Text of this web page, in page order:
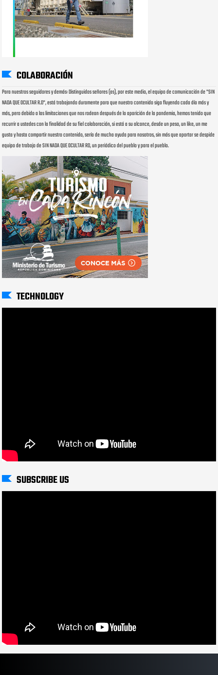
COLABORACIÓN
Para nuestros seguidores y demás: Distinguidos señores (as), por este medio, el equipo de comunicación de "SIN
NADA QUE OCULTAR R.D", está trabajando duramente para que nuestro contenido siga fluyendo cada día más y
más, pero debido a las limitaciones que nos rodean después de la aparición de la pandemia, hemos tenido que
recurrir a ustedes con la finalidad de su fiel colaboración, si está a su alcance, desde un peso, un like, un me
gusta y hasta compartir nuestro contenido, sería de mucha ayuda para nosotros, sin más que aportar se despide
equipo de trabajo de SIN NADA QUE OCULTAR RD, un periódico del pueblo y para el pueblo.
TECHNOLOGY
SUBSCRIBE US